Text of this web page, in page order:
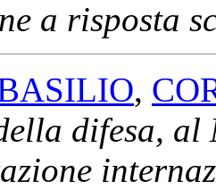
a risposta